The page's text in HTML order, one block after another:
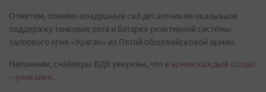
Отметим, помимо воздушных сил десантникам оказывали
поддержку танковая рота и батарея реактивной системы
залпового огня «Ураган» из Пятой общевойсковой армии.
Напомним, снайперы ВДВ уверены, что в армии каждый солдат
– уникален.